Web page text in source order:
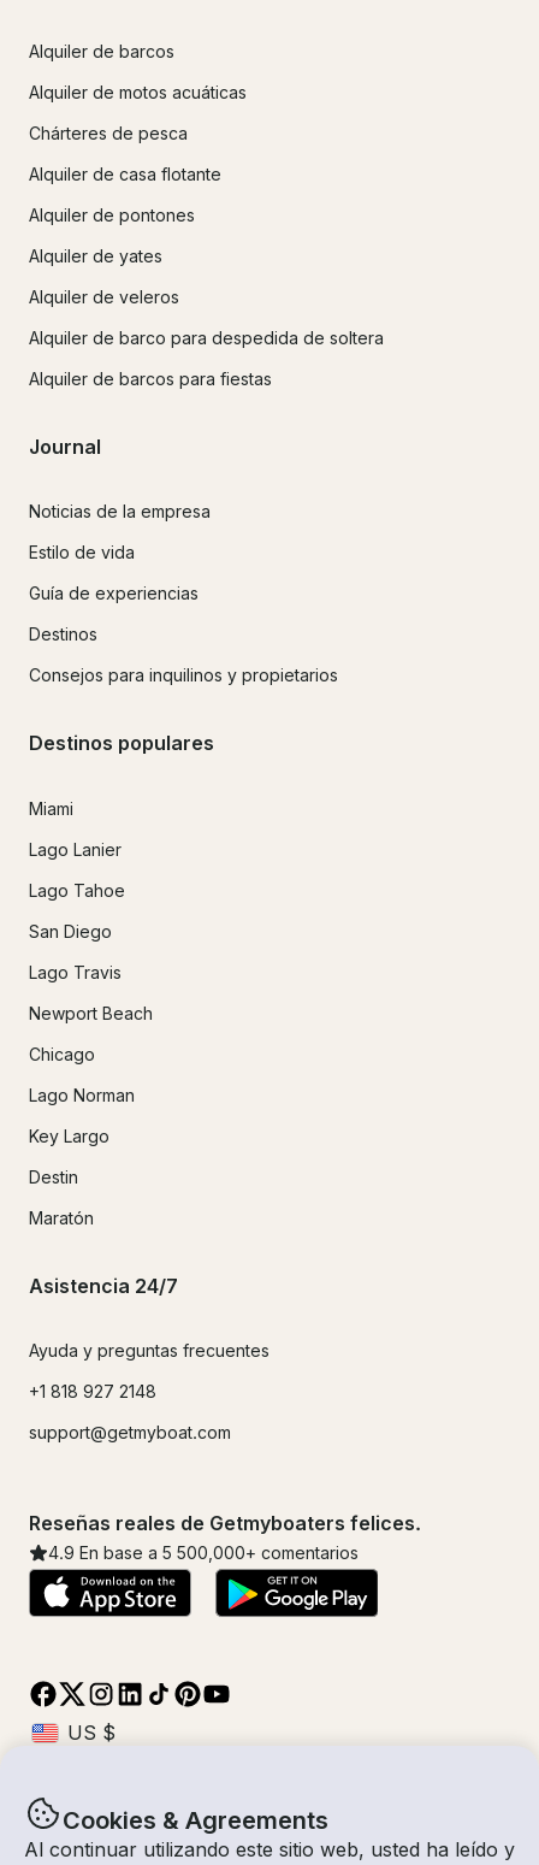
Cookies & Agreements
Al continuar utilizando este sitio web, usted ha leído y
Alquiler de barcos
Alquiler de motos acuáticas
Chárteres de pesca
Alquiler de casa flotante
Alquiler de pontones
Alquiler de yates
Alquiler de veleros
Alquiler de barco para despedida de soltera
Alquiler de barcos para fiestas
Journal
Noticias de la empresa
Estilo de vida
Guía de experiencias
Destinos
Consejos para inquilinos y propietarios
Destinos populares
Miami
Lago Lanier
Lago Tahoe
San Diego
Lago Travis
Newport Beach
Chicago
Lago Norman
Key Largo
Destin
Maratón
Asistencia 24/7
Ayuda y preguntas frecuentes
+1 818 927 2148
support@getmyboat.com
Reseñas reales de Getmyboaters felices.
4.9 En base a 5 500,000+ comentarios
© Getmyboat 2026TérminosPrivacidad